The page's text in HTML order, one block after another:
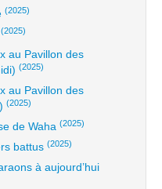
(2025)
(2025)
au Pavillon des
(2025)
au Pavillon des
(2025)
de Waha (2025)
battus (2025)
à aujourd’hui